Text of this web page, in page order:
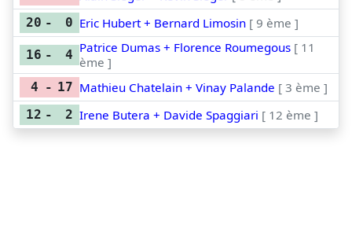
20 - 0 Eric Hubert + Bernard Limosin [ 9 ème ]
16 - 4 Patrice Dumas + Florence Roumegous [ 11
ème ]
4 - 17 Mathieu Chatelain + Vinay Palande [ 3 ème ]
12 - 2 Irene Butera + Davide Spaggiari [ 12 ème ]